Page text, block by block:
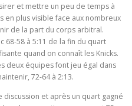
et mettre un peu de temps à
en plus visible face aux nombreux
de la part du corps arbitral.
68-58 à 5:11 de la fin du quart
quand on connaît les Knicks.
deux équipes font jeu égal dans
72-64 à 2:13.
et après un quart gagné